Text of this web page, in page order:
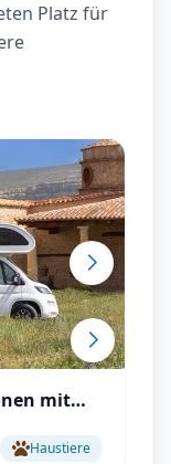
Platz für
mit
Haustiere